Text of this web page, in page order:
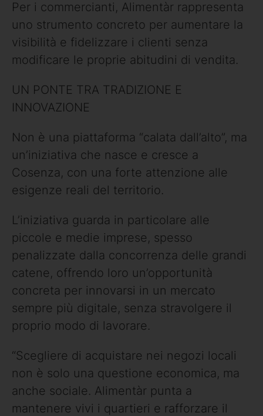
Per i commercianti, Alimentàr rappresenta
uno strumento concreto per aumentare la
visibilità e fidelizzare i clienti senza
modificare le proprie abitudini di vendita.
UN PONTE TRA TRADIZIONE E
INNOVAZIONE
Non è una piattaforma “calata dall’alto”, ma
un’iniziativa che nasce e cresce a
Cosenza, con una forte attenzione alle
esigenze reali del territorio.
L’iniziativa guarda in particolare alle
piccole e medie imprese, spesso
penalizzate dalla concorrenza delle grandi
catene, offrendo loro un’opportunità
concreta per innovarsi in un mercato
sempre più digitale, senza stravolgere il
proprio modo di lavorare.
“Scegliere di acquistare nei negozi locali
non è solo una questione economica, ma
anche sociale. Alimentàr punta a
mantenere vivi i quartieri e rafforzare il